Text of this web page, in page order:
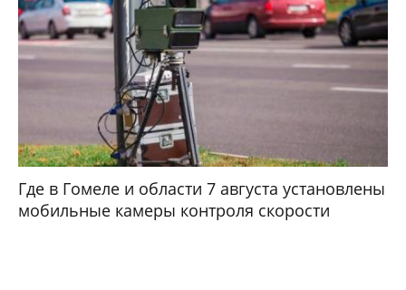
Где в Гомеле и области 7 августа установлены
мобильные камеры контроля скорости